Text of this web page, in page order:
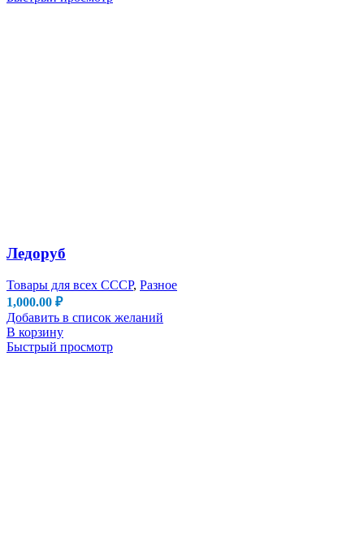
Ледоруб
Товары для всех СССР, Разное
1,000.00 ₽
Добавить в список желаний
В корзину
Быстрый просмотр